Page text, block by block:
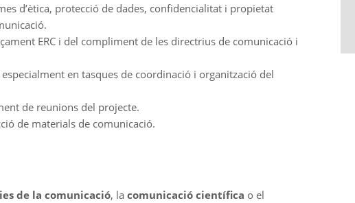
d’ètica, protecció de dades, confidencialitat i propietat
ERC i del compliment de les directrius de comunicació i
en tasques de coordinació i organització del
de reunions del projecte.
de materials de comunicació.
de la comunicació, la comunicació científica o el